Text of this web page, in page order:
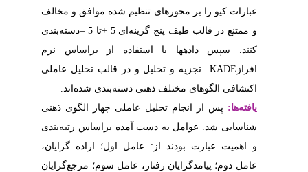
موافق و مخالف
دسته‌بندی
براساس نرم
تحلیل عاملی
الگوی ذهنی
رتبه‌بندی
اراده گرایان،
مرجع‌گرایان